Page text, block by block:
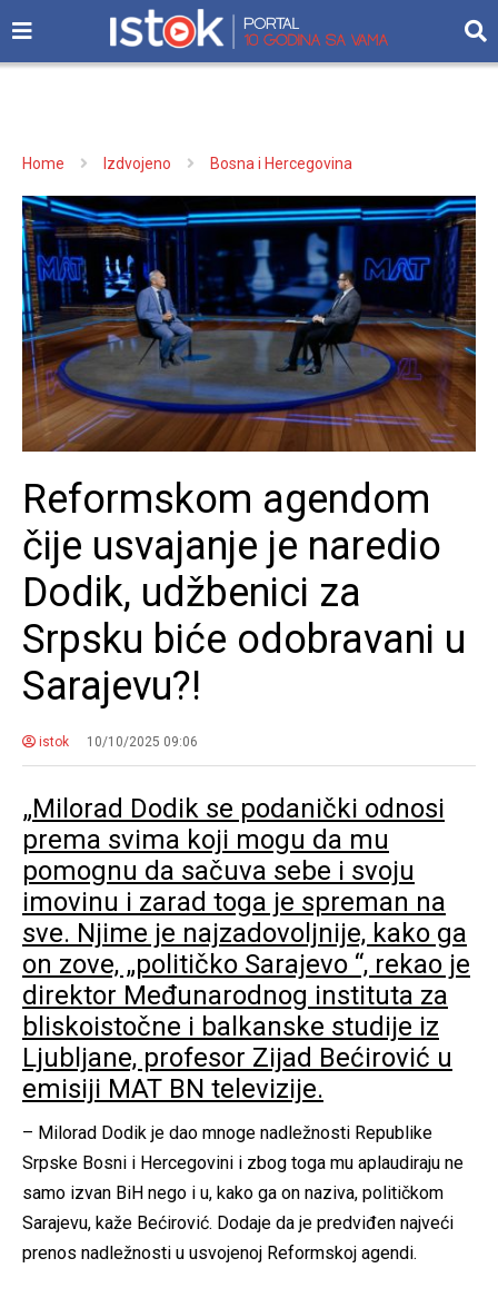
Home Izdvojeno Bosna i Hercegovina
Reformskom agendom
čije usvajanje je naredio
Dodik, udžbenici za
Srpsku biće odobravani u
Sarajevu?!
istok 10/10/2025 09:06
„Milorad Dodik se podanički odnosi
prema svima koji mogu da mu
pomognu da sačuva sebe i svoju
imovinu i zarad toga je spreman na
sve. Njime je najzadovoljnije, kako ga
on zove, „političko Sarajevo “, rekao je
direktor Međunarodnog instituta za
bliskoistočne i balkanske studije iz
Ljubljane, profesor Zijad Bećirović u
emisiji MAT BN televizije.
– Milorad Dodik je dao mnoge nadležnosti Republike
Srpske Bosni i Hercegovini i zbog toga mu aplaudiraju ne
samo izvan BiH nego i u, kako ga on naziva, političkom
Sarajevu, kaže Bećirović. Dodaje da je predviđen najveći
prenos nadležnosti u usvojenoj Reformskoj agendi.